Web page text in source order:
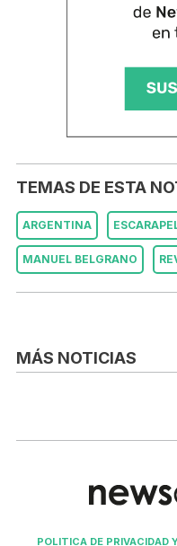
TEMAS DE ESTA
ARGENTINA
MANUEL BELGRANO
MÁS NOTICIAS
POLITICA DE PRIVACIDAD